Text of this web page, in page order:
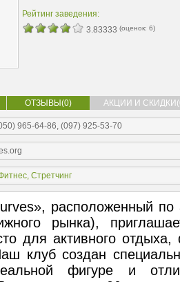
Рейтинг заведения:
3.83333 (оценок: 6)
ОТЗЫВЫ(0) АКЦИИ И
965-64-86, (097) 925-53-70
, Стретчинг
расположенный
рынка),
для активного отдыха,
клуб создан
фигуре и